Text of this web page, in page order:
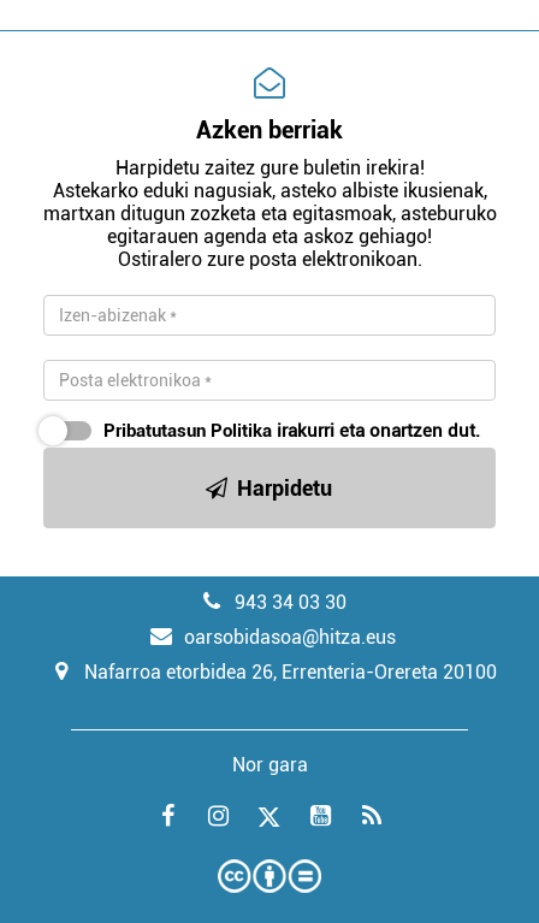
Azken berriak
Harpidetu zaitez gure buletin irekira!
Astekarko eduki nagusiak, asteko albiste ikusienak,
martxan ditugun zozketa eta egitasmoak, asteburuko
egitarauen agenda eta askoz gehiago!
Ostiralero zure posta elektronikoan.
Pribatutasun Politika irakurri eta onartzen dut.
Harpidetu
943 34 03 30
oarsobidasoa@hitza.eus
Nafarroa etorbidea 26, Errenteria-Orereta 20100
Nor gara